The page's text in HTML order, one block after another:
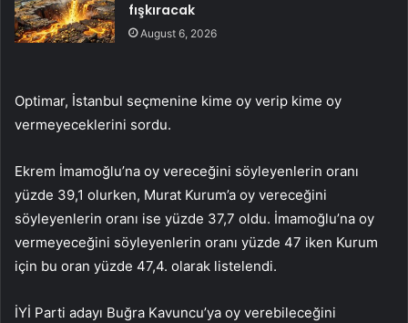
fışkıracak
August 6, 2026
Optimar, İstanbul seçmenine kime oy verip kime oy
vermeyeceklerini sordu.
Ekrem İmamoğlu’na oy vereceğini söyleyenlerin oranı
yüzde 39,1 olurken, Murat Kurum’a oy vereceğini
söyleyenlerin oranı ise yüzde 37,7 oldu. İmamoğlu’na oy
vermeyeceğini söyleyenlerin oranı yüzde 47 iken Kurum
için bu oran yüzde 47,4. olarak listelendi.
İYİ Parti adayı Buğra Kavuncu’ya oy verebileceğini